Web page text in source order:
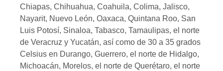
Chiapas, Chihuahua, Coahuila, Colima, Jalisco,
Nayarit, Nuevo León, Oaxaca, Quintana Roo, San
Luis Potosí, Sinaloa, Tabasco, Tamaulipas, el norte
de Veracruz y Yucatán, así como de 30 a 35 grados
Celsius en Durango, Guerrero, el norte de Hidalgo,
Michoacán, Morelos, el norte de Querétaro, el norte